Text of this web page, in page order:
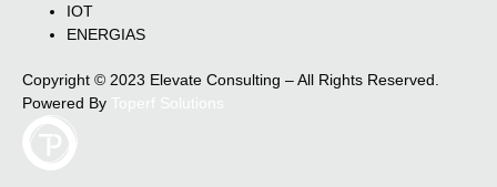
IOT
ENERGIAS
Copyright © 2023 Elevate Consulting – All Rights Reserved.
Powered By